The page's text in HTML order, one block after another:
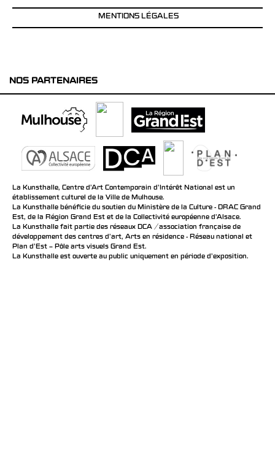
MENTIONS LÉGALES
NOS PARTENAIRES
La Kunsthalle, Centre d’Art Contemporain d’Intérêt National est un
établissement culturel de la Ville de Mulhouse.
La Kunsthalle bénéficie du soutien du Ministère de la Culture - DRAC Grand
Est, de la Région Grand Est et de la Collectivité européenne d’Alsace.
La Kunsthalle fait partie des réseaux DCA / association française de
développement des centres d'art, Arts en résidence - Réseau national et
Plan d’Est – Pôle arts visuels Grand Est.
La Kunsthalle est ouverte au public uniquement en période d'exposition.